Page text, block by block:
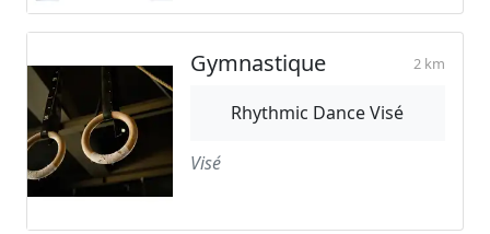
Gymnastique 2 km
Rhythmic Dance Visé
Visé